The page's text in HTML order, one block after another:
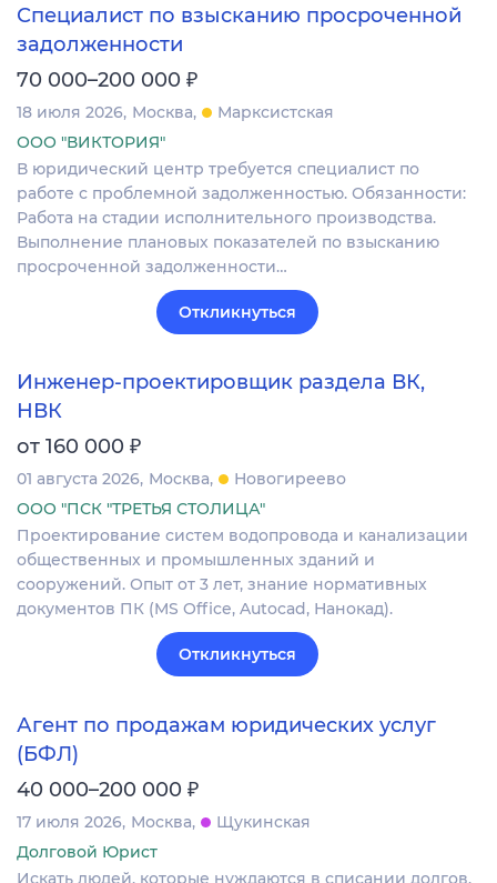
Специалист по взысканию просроченной
задолженности
70 000–200 000 ₽
18 июля 2026 Москва
Марксистская
ООО "ВИКТОРИЯ"
В юридический центр требуется специалист по
работе с проблемной задолженностью. Обязанности:
Работа на стадии исполнительного производства.
Выполнение плановых показателей по взысканию
просроченной задолженности…
Откликнуться
Инженер-проектировщик раздела ВК,
НВК
от 160 000 ₽
01 августа 2026 Москва
Новогиреево
ООО "ПСК "ТРЕТЬЯ СТОЛИЦА"
Проектирование систем водопровода и канализации
общественных и промышленных зданий и
сооружений. Опыт от 3 лет, знание нормативных
документов ПК (MS Office, Autocad, Нанокад).
Откликнуться
Агент по продажам юридических услуг
(БФЛ)
40 000–200 000 ₽
17 июля 2026 Москва
Щукинская
Долговой Юрист
Искать людей, которые нуждаются в списании долгов.